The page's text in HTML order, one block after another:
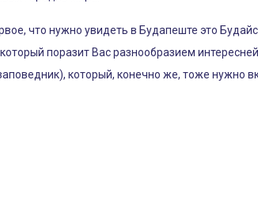
что нужно увидеть в Будапеште это
поразит Вас разнообразием
который, конечно же, тоже нужно